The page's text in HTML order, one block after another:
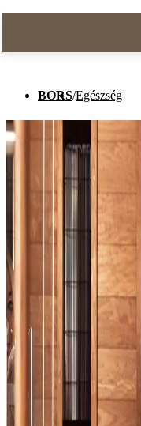
BORS/Egészség